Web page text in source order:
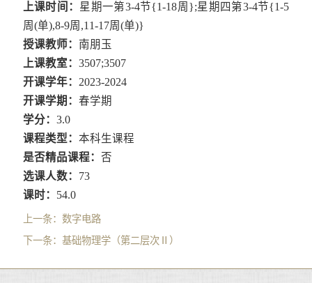
上课时间： 星期一第3-4节{1-18周};星期四第3-4节{1-5
周(单),8-9周,11-17周(单)}
授课教师： 南朋玉
上课教室： 3507;3507
开课学年： 2023-2024
开课学期： 春学期
学分： 3.0
课程类型： 本科生课程
是否精品课程： 否
选课人数： 73
课时： 54.0
上一条： 数字电路
下一条： 基础物理学（第二层次Ⅱ）